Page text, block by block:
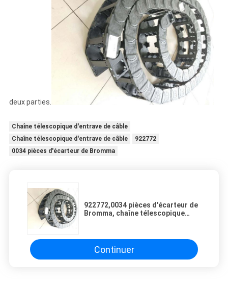
deux parties.
Chaîne télescopique d'entrave de câble
Chaîne télescopique d'entrave de câble
922772
0034 pièces d'écarteur de Bromma
922772,0034 pièces d'écarteur de
Bromma, chaîne télescopique
Continuer